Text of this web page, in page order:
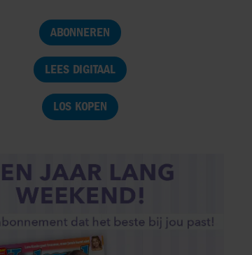
ABONNEREN
LEES DIGITAAL
LOS KOPEN